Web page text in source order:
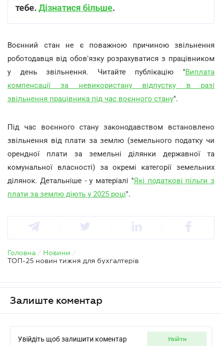
тебе. Дізнатися більше.
Воєнний стан не є поважною причиною звільнення
роботодавця від обов'язку розрахуватися з працівником
у день звільнення. Читайте публікацію "Виплата
компенсації за невикористану відпустку в разі
звільнення працівника під час воєнного стану".
Під час воєнного стану законодавством встановлено
звільнення від плати за землю (земельного податку чи
орендної плати за земельні ділянки державної та
комунальної власності) за окремі категорії земельних
ділянок. Детальніше - у матеріалі "Які податкові пільги з
плати за землю діють у 2025 році".
Головна / Новини /
ТОП-25 новин тижня для бухгалтерів
Залиште коментар
Увійдіть щоб залишити коментар увійти